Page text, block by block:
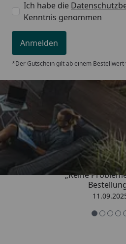
Abstand Wand bis Mitte
Abstand Wand bis
Vorderkante Heizkörper:
Für elektrischen bzw.
Mischbetrieb geeignet:
Garantie:
Ich habe die
Kenntnis genommen
Anmelden
*Der Gutschein gilt ab einem Bestellwert
Trusted
5,00/
„Keine